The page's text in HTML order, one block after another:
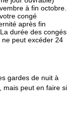
à fin octobre.
congé
après fin
durée des congés
peut excéder 24
gardes de nuit à
mais peut en faire si